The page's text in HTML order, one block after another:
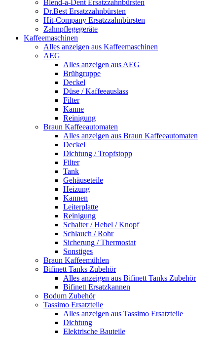
Blend-a-Dent Ersatzzahnbürsten
Dr.Best Ersatzzahnbürsten
Hit-Company Ersatzzahnbürsten
Zahnpflegegeräte
Kaffeemaschinen
Alles anzeigen aus Kaffeemaschinen
AEG
Alles anzeigen aus AEG
Brühgruppe
Deckel
Düse / Kaffeeauslass
Filter
Kanne
Reinigung
Braun Kaffeeautomaten
Alles anzeigen aus Braun Kaffeeautomaten
Deckel
Dichtung / Tropfstopp
Filter
Tank
Gehäuseteile
Heizung
Kannen
Leiterplatte
Reinigung
Schalter / Hebel / Knopf
Schlauch / Rohr
Sicherung / Thermostat
Sonstiges
Braun Kaffeemühlen
Bifinett Tanks Zubehör
Alles anzeigen aus Bifinett Tanks Zubehör
Bifinett Ersatzkannen
Bodum Zubehör
Tassimo Ersatzteile
Alles anzeigen aus Tassimo Ersatzteile
Dichtung
Elektrische Bauteile